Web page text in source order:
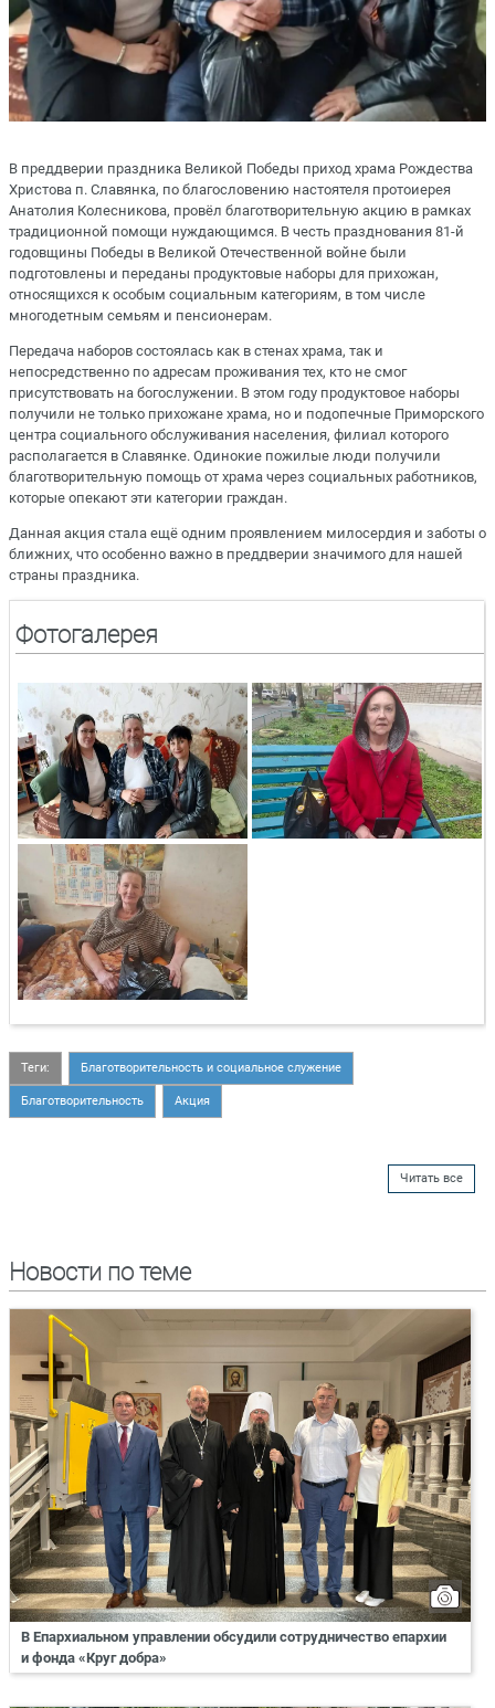
В преддверии праздника Великой Победы приход храма Рождества
Христова п. Славянка, по благословению настоятеля протоиерея
Анатолия Колесникова, провёл благотворительную акцию в рамках
традиционной помощи нуждающимся. В честь празднования 81-й
годовщины Победы в Великой Отечественной войне были
подготовлены и переданы продуктовые наборы для прихожан,
относящихся к особым социальным категориям, в том числе
многодетным семьям и пенсионерам.
Передача наборов состоялась как в стенах храма, так и
непосредственно по адресам проживания тех, кто не смог
присутствовать на богослужении. В этом году продуктовое наборы
получили не только прихожане храма, но и подопечные Приморского
центра социального обслуживания населения, филиал которого
располагается в Славянке. Одинокие пожилые люди получили
благотворительную помощь от храма через социальных работников,
которые опекают эти категории граждан.
Данная акция стала ещё одним проявлением милосердия и заботы о
ближних, что особенно важно в преддверии значимого для нашей
страны праздника.
Фотогалерея
Теги: Благотворительность и социальное служение
Благотворительность Акция
Читать все
Новости по теме
В Епархиальном управлении обсудили сотрудничество епархии
и фонда «Круг добра»